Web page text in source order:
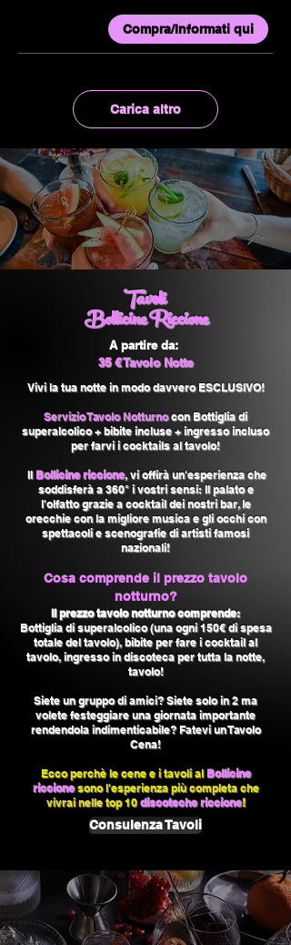
Compra/Informati qui
Carica altro
Tavoli
Bollicine Riccione
A partire da:
35 € Tavolo Notte
Vivi la tua notte in modo davvero ESCLUSIVO!
Servizio Tavolo Notturnocon Bottiglia di
superalcolico + bibite incluse + ingresso incluso
per farvi i cocktails al tavolo!
Il Bollicine riccione, vi offirà un'esperienza che
soddisferà a 360° i vostri sensi: Il palato e
l'olfatto grazie a cocktail dei nostri bar, le
orecchie con la migliore musica e gli occhi con
spettacoli e scenografie di artisti famosi
nazionali!
Cosa comprende il prezzo tavolo
notturno?
Il prezzo tavolo notturno comprende:
Bottiglia di superalcolico (una ogni 150€ di spesa
totale del tavolo), bibite per fare icocktail al
tavolo, ingresso in discoteca per tutta la notte,
tavolo!
Siete un gruppo di amici? Siete solo in 2 ma
volete festeggiare una giornata importante
rendendola indimenticabile? Fatevi un Tavolo
Cena!
Ecco perchè le cene e i tavoli al Bollicine
riccionesono l'esperienza più completa che
vivrai nelle top 10discoteche riccione!
Consulenza Tavoli